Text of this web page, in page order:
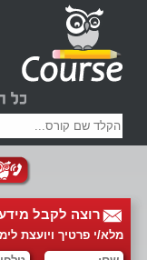
רוצה לקבל
מלא/י פרטיך ויועצת